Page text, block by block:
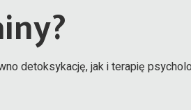
detoksykację, jak i terapię